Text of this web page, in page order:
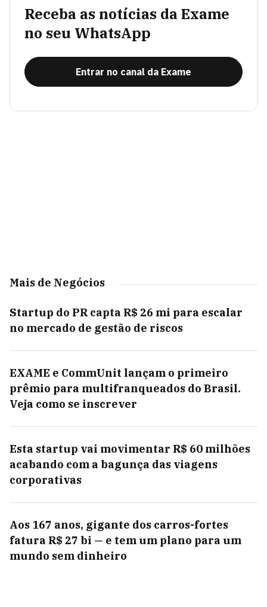
Receba as notícias da Exame
no seu WhatsApp
Entrar no canal da Exame
Mais de Negócios
Startup do PR capta R$ 26 mi para escalar
no mercado de gestão de riscos
EXAME e CommUnit lançam o primeiro
prêmio para multifranqueados do Brasil.
Veja como se inscrever
Esta startup vai movimentar R$ 60 milhões
acabando com a bagunça das viagens
corporativas
Aos 167 anos, gigante dos carros-fortes
fatura R$ 27 bi — e tem um plano para um
mundo sem dinheiro